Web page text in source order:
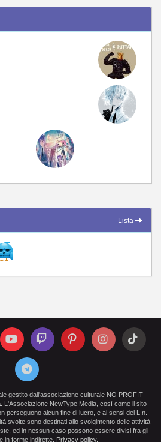
Lista
gestito dall'associazione culturale NO PROFIT
. L'Associazione NewType Media, così come il sito
perseguono alcun fine di lucro, e ai sensi del L.n.
svolte sono destinati allo svolgimento delle attività
ed in nessun caso possono essere divisi fra gli
in forme indirette. Privacy policy.